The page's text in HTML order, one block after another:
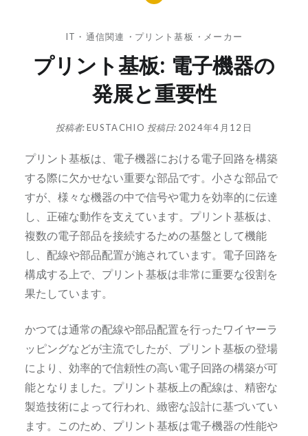
IT・通信関連 ・ プリント基板 ・ メーカー
プリント基板: 電子機器の
発展と重要性
投稿者:EUSTACHIO 投稿日: 2024年4月12日
プリント基板は、電子機器における電子回路を構築
する際に欠かせない重要な部品です。 小さな部品で
すが、様々な機器の中で信号や電力を効率的に伝達
し、正確な動作を支えています。プリント基板は、
複数の電子部品を接続するための基盤として機能
し、配線や部品配置が施されています。電子回路を
構成する上で、プリント基板は非常に重要な役割を
果たしています。
かつては通常の配線や部品配置を行ったワイヤーラ
ッピングなどが主流でしたが、プリント基板の登場
により、効率的で信頼性の高い電子回路の構築が可
能となりました。プリント基板上の配線は、精密な
製造技術によって行われ、緻密な設計に基づいてい
ます。このため、プリント基板は電子機器の性能や